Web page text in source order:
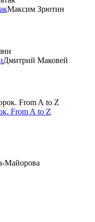
Максим Зрютин
Дмитрий Маковей
From A to Z
Майорова